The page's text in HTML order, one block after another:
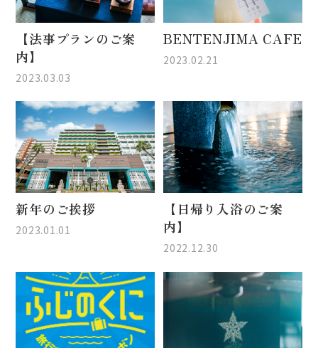
【法事プランのご案
内】
2023.03.03
BENTENJIMA CAFE
2023.02.21
新年のご挨拶
2023.01.01
【日帰り入浴のご案
内】
2022.12.30